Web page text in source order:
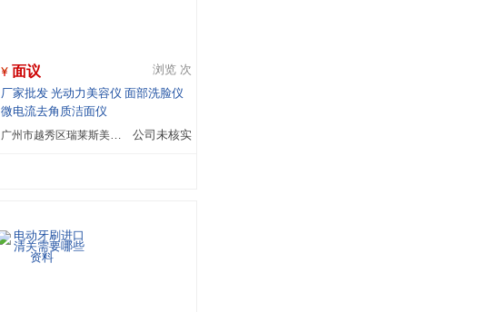
面议 浏览 次
厂家批发 光动力美容仪 面部洗脸仪
微电流去角质洁面仪
广州市越秀区瑞莱斯美容仪器商行 公司未核实